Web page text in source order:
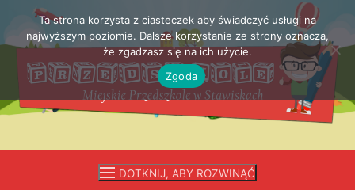
Przejdź
treści
DOTKNIJ, ABY ROZWINĄĆ
Ta strona korzysta z ciasteczek aby świadczyć usługi na
najwyższym poziomie. Dalsze korzystanie ze strony oznacza,
że zgadzasz się na ich użycie.
Zgoda